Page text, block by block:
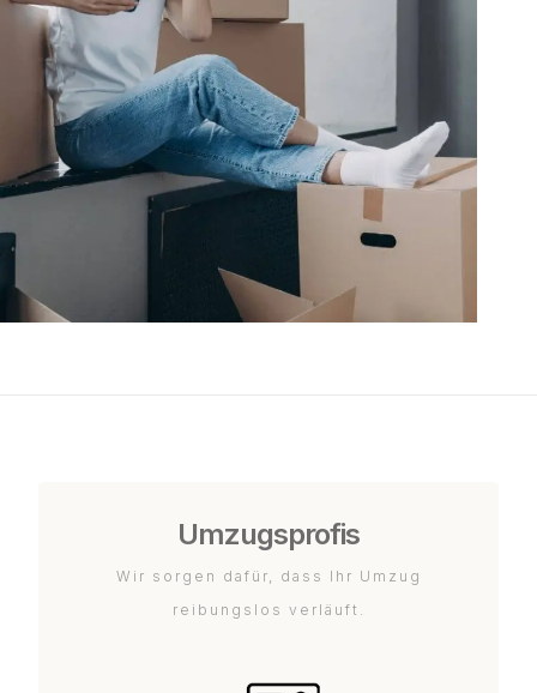
Umzugsprofis
Wir sorgen dafür, dass Ihr Umzug
reibungslos verläuft.